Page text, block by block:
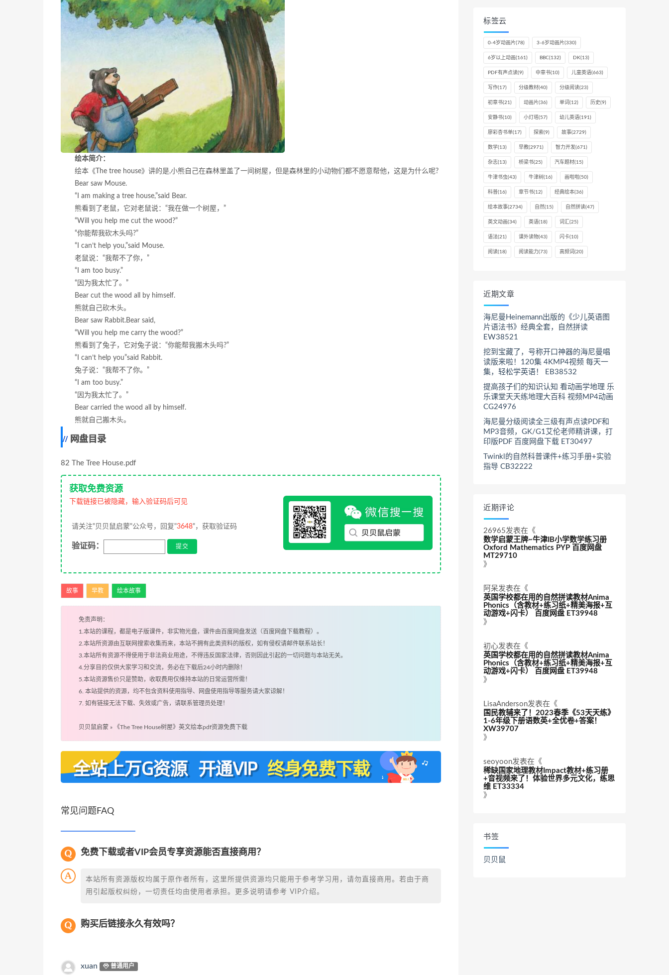
绘本简介：
绘本《The tree house》讲的是,小熊自己在森林里盖了一间树屋，但是森林里的小动物们都不愿意帮他，这是为什么呢?
Bear saw Mouse.
“I am making a tree house,”said Bear.
熊看到了老鼠，它对老鼠说：“我在做一个树屋，”
“Will you help me cut the wood?”
“你能帮我砍木头吗?”
“I can’t help you,”said Mouse.
老鼠说：“我帮不了你，”
“I am too busy.”
“因为我太忙了。”
Bear cut the wood all by himself.
熊就自己砍木头。
Bear saw Rabbit.Bear said,
“Will you help me carry the wood?”
熊看到了兔子，它对兔子说：“你能帮我搬木头吗?”
“I can’t help you”said Rabbit.
兔子说：“我帮不了你。”
“I am too busy.”
“因为我太忙了。”
Bear carried the wood all by himself.
熊就自己搬木头。
网盘目录
82 The Tree House.pdf
获取免费资源
下载链接已被隐藏，输入验证码后可见
请关注"贝贝鼠启蒙"公众号，回复"3648"，获取验证码
验证码：
故事 早教 绘本故事
免责声明：
1.本站的课程，都是电子版课件，非实物光盘，课件由百度网盘发送（百度网盘下载教程）。
2.本站所资源由互联网搜索收集而来，本站不拥有此类资料的版权，如有侵权请邮件联系站长！
3.本站所有资源不得使用于非法商业用途，不得违反国家法律，否则因此引起的一切问题与本站无关。
4.分享目的仅供大家学习和交流，务必在下载后24小时内删除！
5.本站资源售价只是赞助，收取费用仅维持本站的日常运营所需！
6. 本站提供的资源，均不包含资料使用指导、网盘使用指导等服务请大家谅解！
7. 如有链接无法下载、失效或广告，请联系管理员处理！
贝贝鼠启蒙 » 《The Tree House树屋》英文绘本pdf资源免费下载
常见问题FAQ
免费下载或者VIP会员专享资源能否直接商用？
本站所有资源版权均属于原作者所有，这里所提供资源均只能用于参考学习用，请勿直接商用。若由于商
用引起版权纠纷，一切责任均由使用者承担。更多说明请参考 VIP介绍。
购买后链接永久有效吗？
xuan 普通用户
标签云
0-4岁动画片(78) 3-6岁动画片(330)
6岁以上动画(161) BBC(132) DK(13)
PDF有声点读(9) 中章书(10) 儿童英语(663)
写作(17) 分级教材(40) 分级阅读(23)
初章书(21) 动画片(36) 单词 (12) 历史(9)
安静书(10) 小灯塔(57) 幼儿英语(191)
廖彩杏书单(17) 探索(9) 故事(2729)
数学(13) 早教(2971) 智力开发(671)
杂志(13) 桥梁书(25) 汽车题材(15)
牛津书虫(43) 牛津树(16) 画啦啦(50)
科普(16) 章节书(12) 经典绘本(36)
绘本故事(2734) 自然(15) 自然拼读(47)
英文动画(34) 英语(18) 词汇 (25)
语法(21) 课外读物(43) 闪卡(10)
阅读(18) 阅读能力 (73) 高频词 (20)
近期文章
海尼曼Heinemann出版的《少儿英语图
片语法书》经典全套，自然拼读
EW38521
挖到宝藏了，号称开口神器的海尼曼唱
读版来啦！120集 4KMP4视频 每天一
集，轻松学英语！ EB38532
提高孩子们的知识认知 看动画学地理 乐
乐课堂天天练地理大百科 视频MP4动画
CG24976
海尼曼分级阅读全三级有声点读PDF和
MP3音频，GK/G1艾伦老师精讲课，打
印版PDF 百度网盘下载 ET30497
Twinkl的自然科普课件+练习手册+实验
指导 CB32222
近期评论
26965发表在《
数学启蒙王牌~牛津IB小学数学练习册
Oxford Mathematics PYP 百度网盘
MT29710
》
阿呆发表在《
英国学校都在用的自然拼读教材Anima
Phonics（含教材+练习纸+精美海报+互
动游戏+闪卡） 百度网盘 ET39948
》
初心发表在《
英国学校都在用的自然拼读教材Anima
Phonics（含教材+练习纸+精美海报+互
动游戏+闪卡） 百度网盘 ET39948
》
LisaAnderson发表在《
国民教辅来了！2023春季《53天天练》
1-6年级下册语数英+全优卷+答案！
XW39707
》
seoyoon发表在《
稀缺国家地理教材Impact教材+练习册
+音视频来了！体验世界多元文化，练思
维 ET33334
》
书签
贝贝鼠